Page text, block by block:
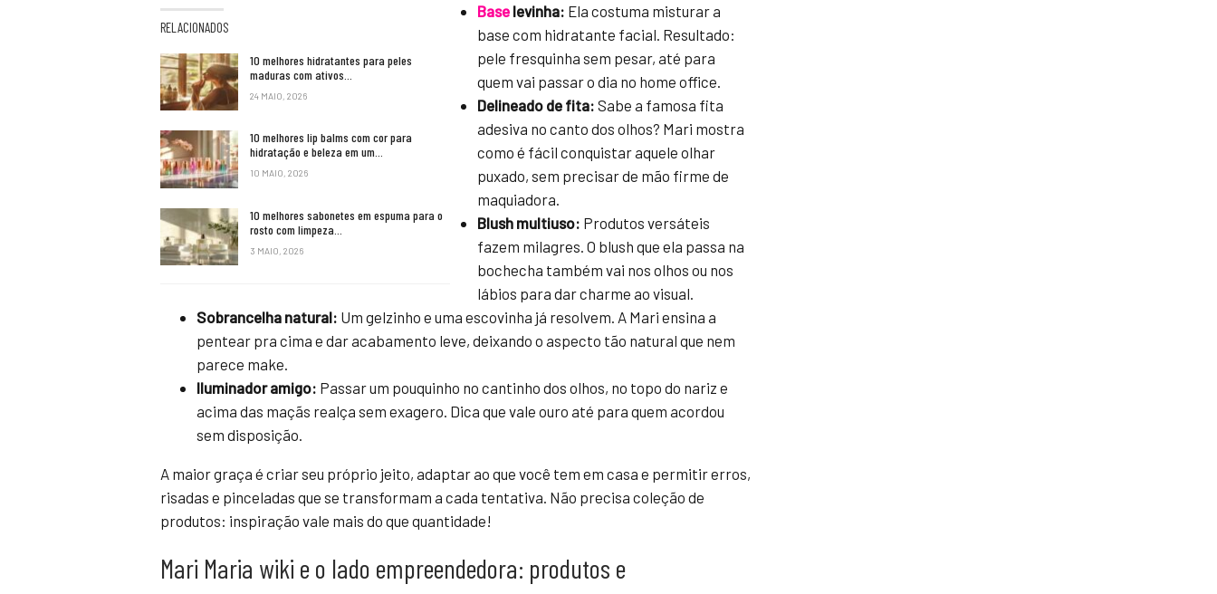
RELACIONADOS
10 melhores hidratantes para peles
maduras com ativos…
24 MAIO, 2026
10 melhores lip balms com cor para
hidratação e beleza em um…
10 MAIO, 2026
10 melhores sabonetes em espuma para o
rosto com limpeza…
3 MAIO, 2026
Base levinha: Ela costuma misturar a
base com hidratante facial. Resultado:
pele fresquinha sem pesar, até para
quem vai passar o dia no home office.
Delineado de fita: Sabe a famosa fita
adesiva no canto dos olhos? Mari mostra
como é fácil conquistar aquele olhar
puxado, sem precisar de mão firme de
maquiadora.
Blush multiuso: Produtos versáteis
fazem milagres. O blush que ela passa na
bochecha também vai nos olhos ou nos
lábios para dar charme ao visual.
Sobrancelha natural: Um gelzinho e uma escovinha já resolvem. A Mari ensina a
pentear pra cima e dar acabamento leve, deixando o aspecto tão natural que nem
parece make.
Iluminador amigo: Passar um pouquinho no cantinho dos olhos, no topo do nariz e
acima das maçãs realça sem exagero. Dica que vale ouro até para quem acordou
sem disposição.
A maior graça é criar seu próprio jeito, adaptar ao que você tem em casa e permitir erros,
risadas e pinceladas que se transformam a cada tentativa. Não precisa coleção de
produtos: inspiração vale mais do que quantidade!
Mari Maria wiki e o lado empreendedora: produtos e